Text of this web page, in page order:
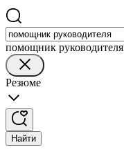
помощник руководителя
Резюме
Найти